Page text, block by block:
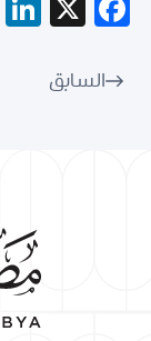
X
السابق